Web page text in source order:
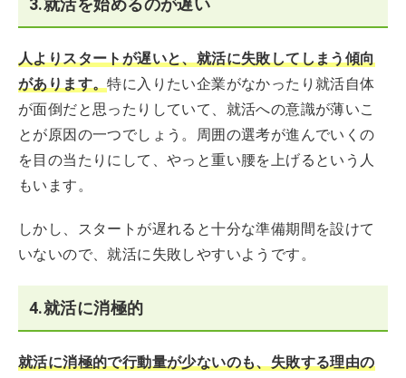
3.就活を始めるのが遅い
人よりスタートが遅いと、就活に失敗してしまう傾向
があります。特に入りたい企業がなかったり就活自体
が面倒だと思ったりしていて、就活への意識が薄いこ
とが原因の一つでしょう。周囲の選考が進んでいくの
を目の当たりにして、やっと重い腰を上げるという人
もいます。
しかし、スタートが遅れると十分な準備期間を設けて
いないので、就活に失敗しやすいようです。
4.就活に消極的
就活に消極的で行動量が少ないのも、失敗する理由の